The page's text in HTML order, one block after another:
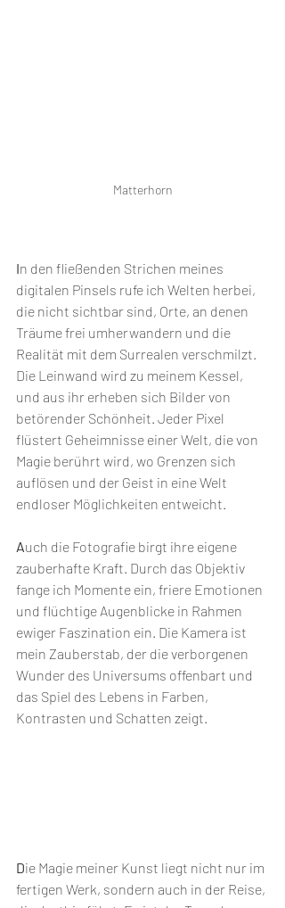
Matterhorn
In den fließenden Strichen meines
digitalen Pinsels rufe ich Welten herbei,
die nicht sichtbar sind, Orte, an denen
Träume frei umherwandern und die
Realität mit dem Surrealen verschmilzt.
Die Leinwand wird zu meinem Kessel,
und aus ihr erheben sich Bilder von
betörender Schönheit. Jeder Pixel
flüstert Geheimnisse einer Welt, die von
Magie berührt wird, wo Grenzen sich
auflösen und der Geist in eine Welt
endloser Möglichkeiten entweicht.
Auch die Fotografie birgt ihre eigene
zauberhafte Kraft. Durch das Objektiv
fange ich Momente ein, friere Emotionen
und flüchtige Augenblicke in Rahmen
ewiger Faszination ein. Die Kamera ist
mein Zauberstab, der die verborgenen
Wunder des Universums offenbart und
das Spiel des Lebens in Farben,
Kontrasten und Schatten zeigt.
Die Magie meiner Kunst liegt nicht nur im
fertigen Werk, sondern auch in der Reise,